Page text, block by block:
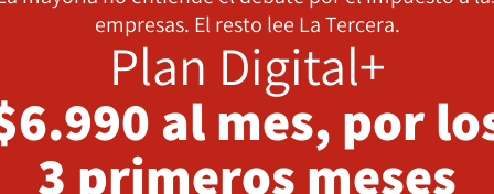
empresas. El resto lee La Tercera.
Plan Digital+
al mes, por
3 primeros meses